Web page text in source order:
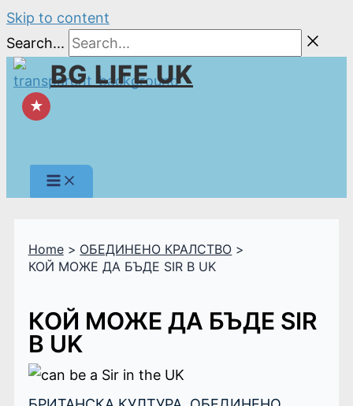
Skip to content
Search...
BG LIFE UK
★
Home
ОБЕДИНЕНО КРАЛСТВО
КОЙ МОЖЕ ДА БЪДЕ SIR В UK
КОЙ МОЖЕ ДА БЪДЕ SIR
В UK